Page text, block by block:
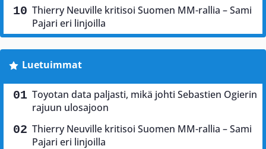
Thierry Neuville kritisoi Suomen MM-rallia – Sami
Pajari eri linjoilla
Luetuimmat
Toyotan data paljasti, mikä johti Sebastien Ogierin
rajuun ulosajoon
Thierry Neuville kritisoi Suomen MM-rallia – Sami
Pajari eri linjoilla